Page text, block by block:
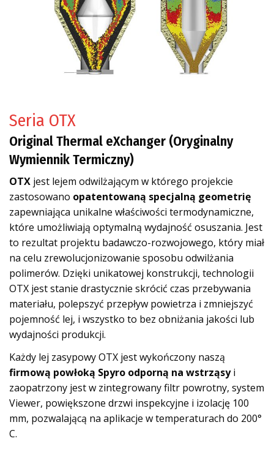
Seria OTX
Original Thermal eXchanger (Oryginalny
Wymiennik Termiczny)
OTX jest lejem odwilżającym w którego projekcie
zastosowano opatentowaną specjalną geometrię
zapewniająca unikalne właściwości termodynamiczne,
które umożliwiają optymalną wydajność osuszania. Jest
to rezultat projektu badawczo-rozwojowego, który miał
na celu zrewolucjonizowanie sposobu odwilżania
polimerów. Dzięki unikatowej konstrukcji, technologii
OTX jest stanie drastycznie skrócić czas przebywania
materiału, polepszyć przepływ powietrza i zmniejszyć
pojemność lej, i wszystko to bez obniżania jakości lub
wydajności produkcji.
Każdy lej zasypowy OTX jest wykończony naszą
firmową powłoką Spyro odporną na wstrząsyi
zaopatrzony jest w zintegrowany filtr powrotny, system
Viewer, powiększone drzwi inspekcyjne i izolację 100
mm, pozwalającą na aplikacje w temperaturach do 200°
C.